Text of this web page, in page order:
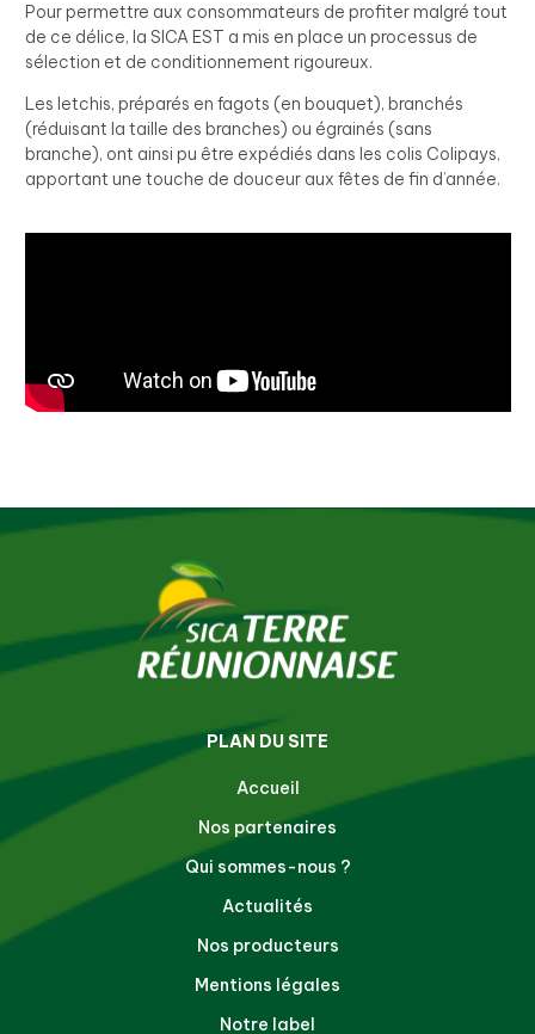
Pour permettre aux consommateurs de profiter malgré tout
de ce délice, la SICA EST a mis en place un processus de
sélection et de conditionnement rigoureux.
Les letchis, préparés en fagots (en bouquet), branchés
(réduisant la taille des branches) ou égrainés (sans
branche), ont ainsi pu être expédiés dans les colis Colipays,
apportant une touche de douceur aux fêtes de fin d’année.
PLAN DU SITE
Accueil
Nos partenaires
Qui sommes-nous ?
Actualités
Nos producteurs
Mentions légales
Notre label